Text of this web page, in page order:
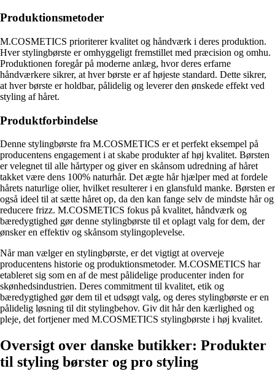
Produktionsmetoder
M.COSMETICS prioriterer kvalitet og håndværk i deres produktion.
Hver stylingbørste er omhyggeligt fremstillet med præcision og omhu.
Produktionen foregår på moderne anlæg, hvor deres erfarne
håndværkere sikrer, at hver børste er af højeste standard. Dette sikrer,
at hver børste er holdbar, pålidelig og leverer den ønskede effekt ved
styling af håret.
Produktforbindelse
Denne stylingbørste fra M.COSMETICS er et perfekt eksempel på
producentens engagement i at skabe produkter af høj kvalitet. Børsten
er velegnet til alle hårtyper og giver en skånsom udredning af håret
takket være dens 100% naturhår. Det ægte hår hjælper med at fordele
hårets naturlige olier, hvilket resulterer i en glansfuld manke. Børsten er
også ideel til at sætte håret op, da den kan fange selv de mindste hår og
reducere frizz. M.COSMETICS fokus på kvalitet, håndværk og
bæredygtighed gør denne stylingbørste til et oplagt valg for dem, der
ønsker en effektiv og skånsom stylingoplevelse.
Når man vælger en stylingbørste, er det vigtigt at overveje
producentens historie og produktionsmetoder. M.COSMETICS har
etableret sig som en af ​​de mest pålidelige producenter inden for
skønhedsindustrien. Deres commitment til kvalitet, etik og
bæredygtighed gør dem til et udsøgt valg, og deres stylingbørste er en
pålidelig løsning til dit stylingbehov. Giv dit hår den kærlighed og
pleje, det fortjener med M.COSMETICS stylingbørste i høj kvalitet.
Oversigt over danske butikker: Produkter
til styling børster og pro styling